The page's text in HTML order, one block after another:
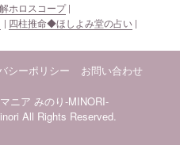
ホロスコープ
四柱推命◆ほしよみ堂の占い
シーポリシー お問い合わせ
ニア みのり-MINORI-
All Rights Reserved.